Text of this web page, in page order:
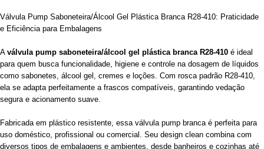
Válvula Pump Saboneteira/Álcool Gel Plástica Branca R28-410: Praticidade
e Eficiência para Embalagens
A válvula pump saboneteira/álcool gel plástica branca R28-410 é ideal
para quem busca funcionalidade, higiene e controle na dosagem de líquidos
como sabonetes, álcool gel, cremes e loções. Com rosca padrão R28-410,
ela se adapta perfeitamente a frascos compatíveis, garantindo vedação
segura e acionamento suave.
Fabricada em plástico resistente, essa válvula pump branca é perfeita para
uso doméstico, profissional ou comercial. Seu design clean combina com
diversos tipos de embalagens e ambientes, desde banheiros e cozinhas até